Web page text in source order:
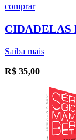
comprar
CIDADELAS
Saiba mais
R$ 35,00